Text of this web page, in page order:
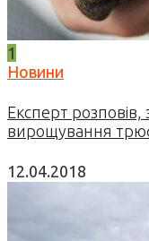
1
Новини
Експерт розповів,
вирощування
12.04.2018